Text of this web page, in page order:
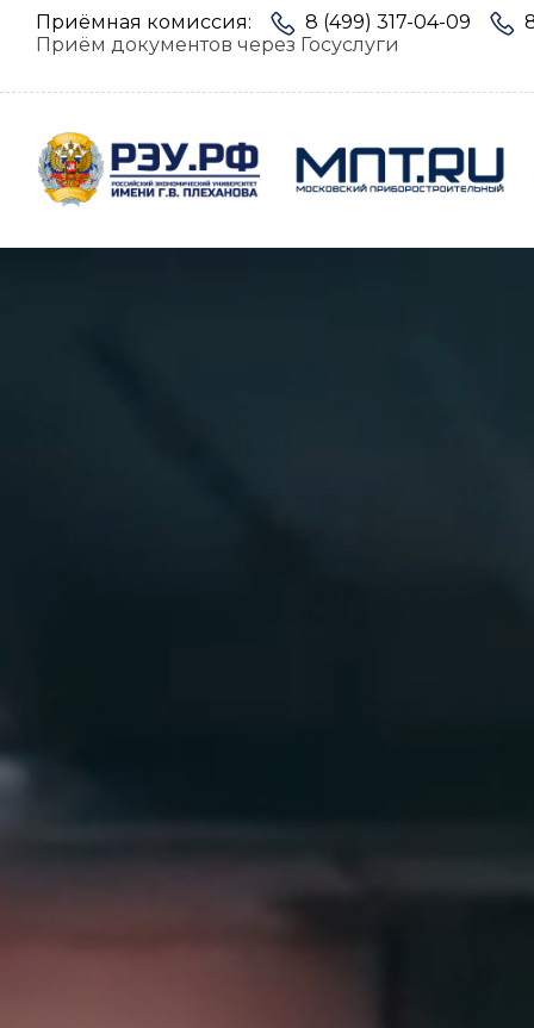
Приёмная комиссия: 8 (499) 317-04-09
Приём документов через Госуслуги